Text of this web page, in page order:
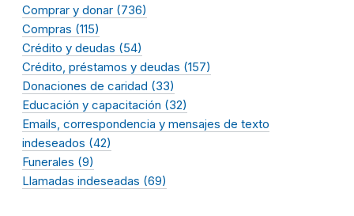
Comprar y donar (736)
Compras (115)
Crédito y deudas (54)
Crédito, préstamos y deudas (157)
Donaciones de caridad (33)
Educación y capacitación (32)
Emails, correspondencia y mensajes de texto
indeseados (42)
Funerales (9)
Llamadas indeseadas (69)